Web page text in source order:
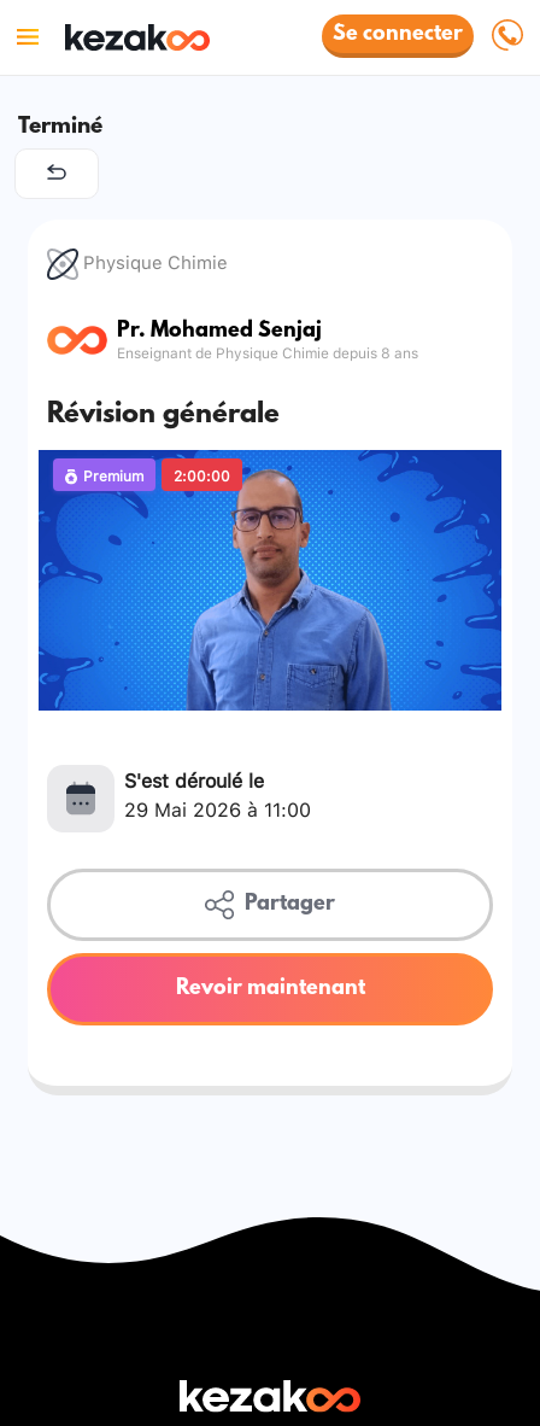
Se connecter
Terminé
Physique Chimie
Pr. Mohamed Senjaj
Enseignant de Physique Chimie depuis 8 ans
Révision générale
Premium 2:00:00
S'est déroulé le
29 Mai 2026 à 11:00
Partager
Revoir maintenant